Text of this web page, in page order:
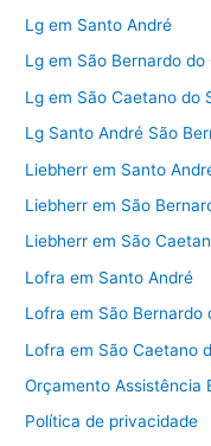
Lg em Santo André
Lg em São Bernardo do
Lg em São Caetano do
Lg Santo André São
Liebherr em Santo
Liebherr em São
Liebherr em São
Lofra em Santo André
Lofra em São Bernardo
Lofra em São Caetano
Orçamento Assistência
Política de privacidade